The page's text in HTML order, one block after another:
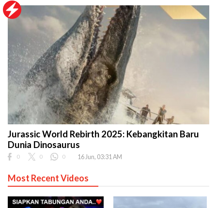
Jurassic World Rebirth 2025: Kebangkitan Baru
Dunia Dinosaurus
0 0 0 16 Jun, 03:31 AM
Most Recent Videos